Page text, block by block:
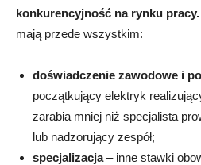
konkurencyjność na rynku pracy.
mają przede wszystkim:
doświadczenie zawodowe i
początkujący elektryk
zarabia mniej niż specjalista
lub nadzorujący zespół;
specjalizacja– inne stawki